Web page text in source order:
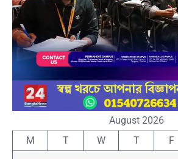
August 2026
M
T W T F